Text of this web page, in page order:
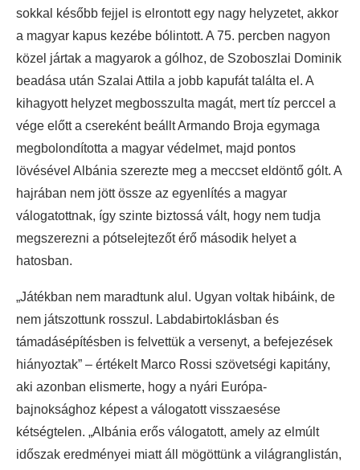
sokkal később fejjel is elrontott egy nagy helyzetet, akkor
a magyar kapus kezébe bólintott. A 75. percben nagyon
közel jártak a magyarok a gólhoz, de Szoboszlai Dominik
beadása után Szalai Attila a jobb kapufát találta el. A
kihagyott helyzet megbosszulta magát, mert tíz perccel a
vége előtt a csereként beállt Armando Broja egymaga
megbolondította a magyar védelmet, majd pontos
lövésével Albánia szerezte meg a meccset eldöntő gólt. A
hajrában nem jött össze az egyenlítés a magyar
válogatottnak, így szinte biztossá vált, hogy nem tudja
megszerezni a pótselejtezőt érő második helyet a
hatosban.
„Játékban nem maradtunk alul. Ugyan voltak hibáink, de
nem játszottunk rosszul. Labdabirtoklásban és
támadásépítésben is felvettük a versenyt, a befejezések
hiányoztak” – értékelt Marco Rossi szövetségi kapitány,
aki azonban elismerte, hogy a nyári Európa-
bajnoksághoz képest a válogatott visszaesése
kétségtelen. „Albánia erős válogatott, amely az elmúlt
időszak eredményei miatt áll mögöttünk a világranglistán,